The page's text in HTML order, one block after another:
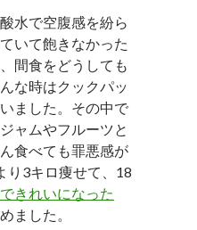
水で空腹感を紛ら
いて飽きなかった
間食をどうしても
な時はクックパッ
ました。その中で
ャムやフルーツと
食べても罪悪感が
り3キロ痩せて、18
きれいになった
ました。